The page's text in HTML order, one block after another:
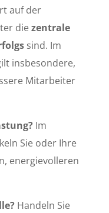
auf der
diezentrale
sind. Im
insbesondere,
Mitarbeiter
Im
Sie oder Ihre
energievolleren
Handeln Sie